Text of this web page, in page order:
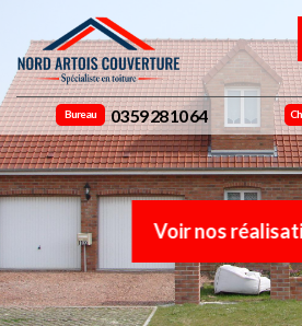
Bureau 03 59 28 10 64
Voir nos